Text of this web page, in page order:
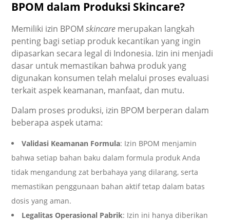
BPOM dalam Produksi Skincare?
Memiliki izin BPOMskincare merupakan langkah
penting bagi setiap produk kecantikan yang ingin
dipasarkan secara legal di Indonesia. Izin ini menjadi
dasar untuk memastikan bahwa produk yang
digunakan konsumen telah melalui proses evaluasi
terkait aspek keamanan, manfaat, dan mutu.
Dalam proses produksi, izin BPOM berperan dalam
beberapa aspek utama:
Validasi Keamanan Formula: Izin BPOM menjamin
bahwa setiap bahan baku dalam formula produk Anda
tidak mengandung zat berbahaya yang dilarang, serta
memastikan penggunaan bahan aktif tetap dalam batas
dosis yang aman.
Legalitas Operasional Pabrik: Izin ini hanya diberikan